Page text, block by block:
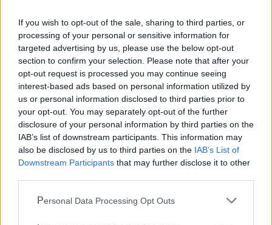
If you wish to opt-out of the sale, sharing to third parties, or
processing of your personal or sensitive information for
targeted advertising by us, please use the below opt-out
section to confirm your selection. Please note that after your
opt-out request is processed you may continue seeing
interest-based ads based on personal information utilized by
us or personal information disclosed to third parties prior to
your opt-out. You may separately opt-out of the further
disclosure of your personal information by third parties on the
IAB’s list of downstream participants. This information may
also be disclosed by us to third parties on the IAB’s List of
Downstream Participants that may further disclose it to other
Personal Data Processing Opt Outs